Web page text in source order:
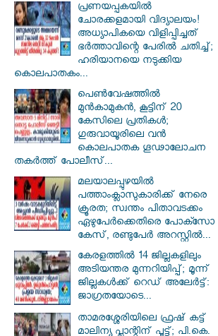
പ്രണയപ്പകയിൽ
ചോരക്കളമായി വിദ്യാലയം!
അധ്യാപികയെ വിളിപ്പിച്ചത്
ഭർത്താവിന്റെ പേരിൽ ചതിച്ച്;
ഹരിയാനയെ നടുക്കിയ
കൊലപാതകം...
പെൺവേഷത്തിൽ
മുൻകാമുകൻ, കൂട്ടിന് 20
കേസിലെ പ്രതികൾ;
ഗുരുവായൂരിലെ വൻ
കൊലപാതക ഗൂഢാലോചന
തകർത്ത് പോലീസ്...
മലയാലപ്പുഴയിൽ
പത്താംക്ലാസുകാരിക്ക് നേരെ
ക്രൂരത; സ്വന്തം പിതാവടക്കം
ഏഴുപേർക്കെതിരെ പോക്സോ
കേസ്, രണ്ടുപേർ അറസ്റ്റിൽ...
കേരളത്തിൽ 14 ജില്ലകളിലും
അടിയന്തര മുന്നറിയിപ്പ്; മൂന്ന്
ജില്ലകൾക്ക് റെഡ് അലേർട്ട്:
ജാഗ്രതയോടെ...
താമരശ്ശേരിയിലെ ഫ്രഷ് കട്ട്
മാലിന്യ പ്ലാന്റിന് പൂട്ട്; പി.കെ.